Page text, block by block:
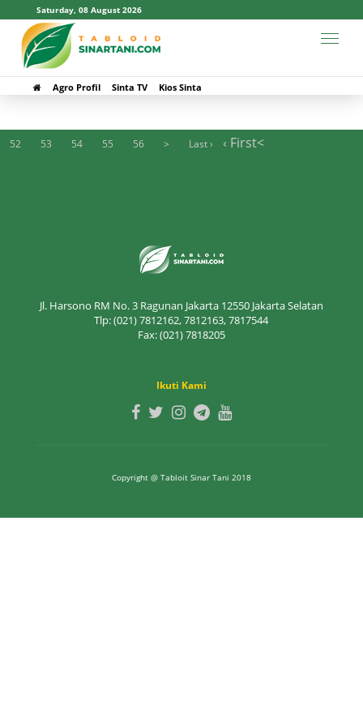
Saturday, 08 August 2026
Agro Profil Sinta TV Kios Sinta
#DAK
‹ First<
52 53 54 55 56 > Last ›
Jl. Harsono RM No. 3 Ragunan Jakarta 12550 Jakarta Selatan
Tlp: (021) 7812162, 7812163, 7817544
Fax: (021) 7818205
Ikuti Kami
Copyright @ Tabloit Sinar Tani 2018